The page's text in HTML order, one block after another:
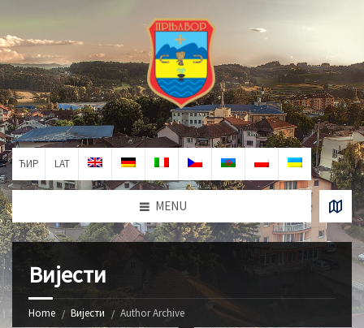
ЋИР LAT
MENU
Вијести
Home Вијести Author Archive